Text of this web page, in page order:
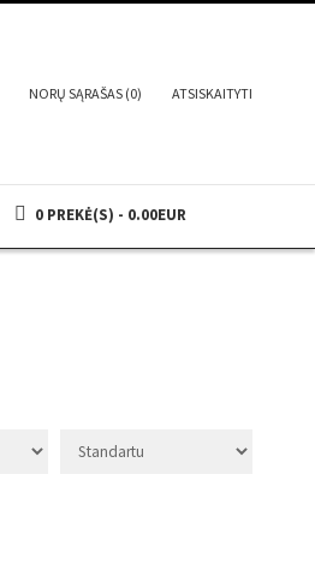
NORŲ SĄRAŠAS (0) ATSISKAITYTI
0 PREKĖ(S) - 0.00EUR